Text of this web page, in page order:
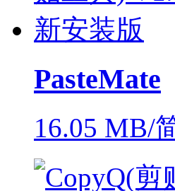
PasteMate
16.05 MB/